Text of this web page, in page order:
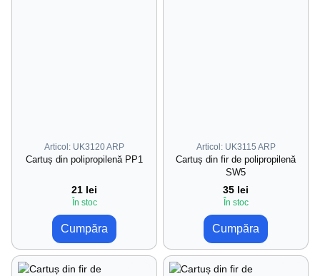
Articol: UK3120 ARP
Cartuș din polipropilenă PP1
21 lei
În stoc
Cumpăra
Articol: UK3115 ARP
Cartuș din fir de polipropilenă
SW5
35 lei
În stoc
Cumpăra